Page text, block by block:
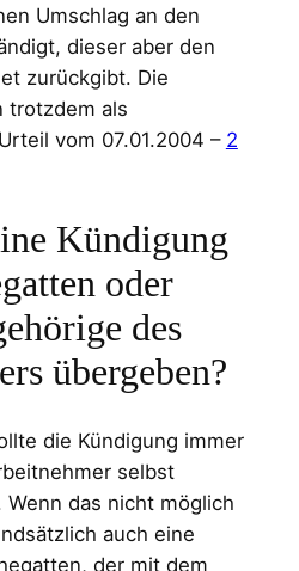
Umschlag an den
dieser aber den
zurückgibt. Die
trotzdem als
vom 07.01.2004 – 2
Kündigung
oder
des
übergeben?
die Kündigung immer
selbst
das nicht möglich
auch eine
der mit dem